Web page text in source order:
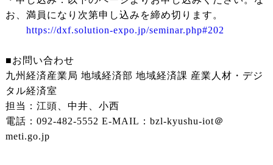
お、満員になり次第申し込みを締め切ります。
https://dxf.solution-expo.jp/seminar.php#202
■お問い合わせ
九州経済産業局 地域経済部 地域経済課 産業人材・デジ
タル経済室
担当：江頭、中井、小西
電話：092-482-5552 E-MAIL：bzl-kyushu-iot＠
meti.go.jp